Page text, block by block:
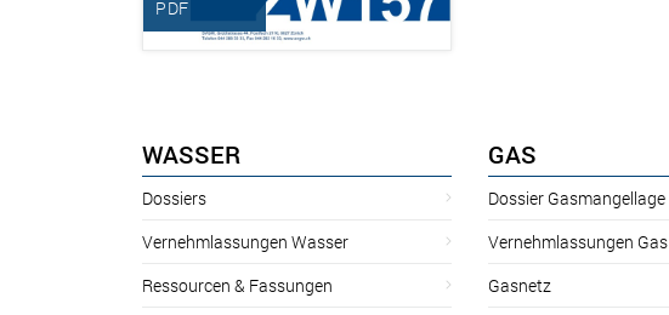
PDF
WASSER
Dossiers
Vernehmlassungen Wasser
Ressourcen & Fassungen
GAS
Dossier Gasmangellage
Vernehmlassungen Gas
Gasnetz